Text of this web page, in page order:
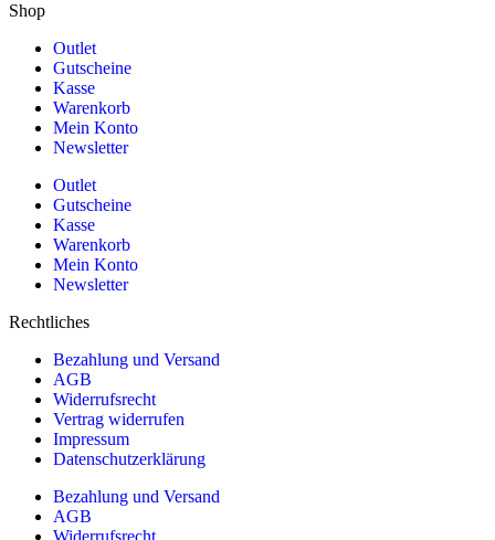
Shop
Outlet
Gutscheine
Kasse
Warenkorb
Mein Konto
Newsletter
Outlet
Gutscheine
Kasse
Warenkorb
Mein Konto
Newsletter
Rechtliches
Bezahlung und Versand
AGB
Widerrufsrecht
Vertrag widerrufen
Impressum
Datenschutzerklärung
Bezahlung und Versand
AGB